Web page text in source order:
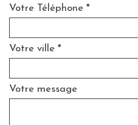
Votre Téléphone *
Votre ville *
Votre message